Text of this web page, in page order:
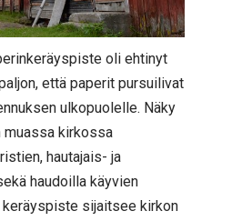
oli ehtinyt
että paperit pursuilivat
ulkopuolelle. Näky
muassa kirkossa
hautajais- ja
haudoilla käyvien
sijaitsee kirkon